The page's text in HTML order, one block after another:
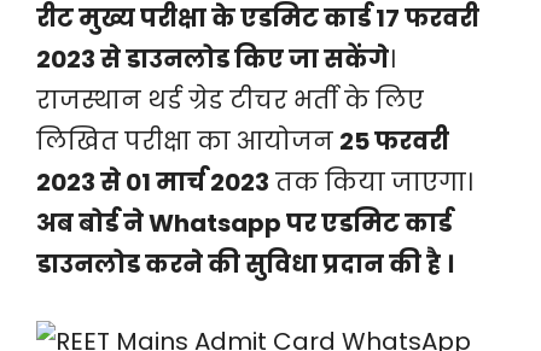
रीट मुख्य परीक्षा के एडमिट कार्ड 17 फरवरी
2023 से डाउनलोड किए जा सकेंगे।
राजस्थान थर्ड ग्रेड टीचर भर्ती के लिए
लिखित परीक्षा का आयोजन 25 फरवरी
2023 से 01 मार्च 2023 तक किया जाएगा।
अब बोर्ड ने Whatsapp पर एडमिट कार्ड
डाउनलोड करने की सुविधा प्रदान की है ।